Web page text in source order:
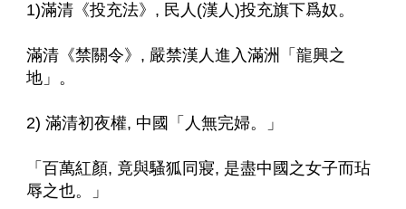
1)滿清《投充法》, 民人(漢人)投充旗下爲奴。
滿清《禁關令》, 嚴禁漢人進入滿洲「龍興之
地」。
2) 滿清初夜權, 中國「人無完婦。」
「百萬紅顏, 竟與騷狐同寢, 是盡中國之女子而玷
辱之也。」